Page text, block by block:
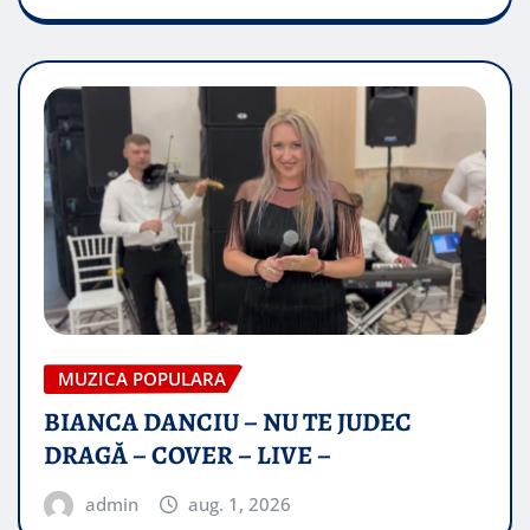
MUZICA POPULARA
BIANCA DANCIU – NU TE JUDEC
DRAGĂ – COVER – LIVE –
admin aug. 1, 2026